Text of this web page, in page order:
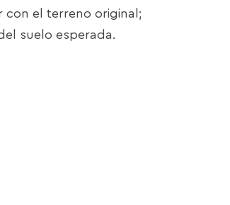
con el terreno original;
suelo esperada.